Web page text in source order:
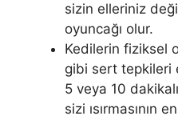
sizin elleriniz
oyuncağı olur.
Kedilerin fiziksel
gibi sert tepkileri
5 veya 10
sizi ısırmasının